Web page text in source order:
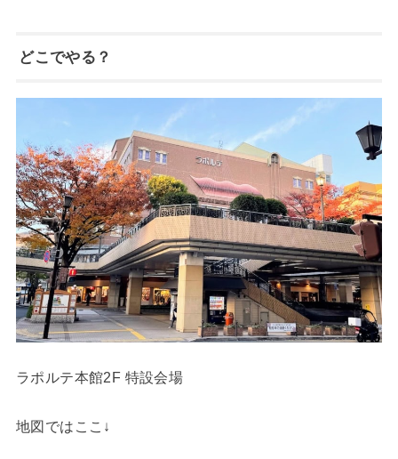
どこでやる？
ラポルテ本館2F 特設会場
地図ではここ↓